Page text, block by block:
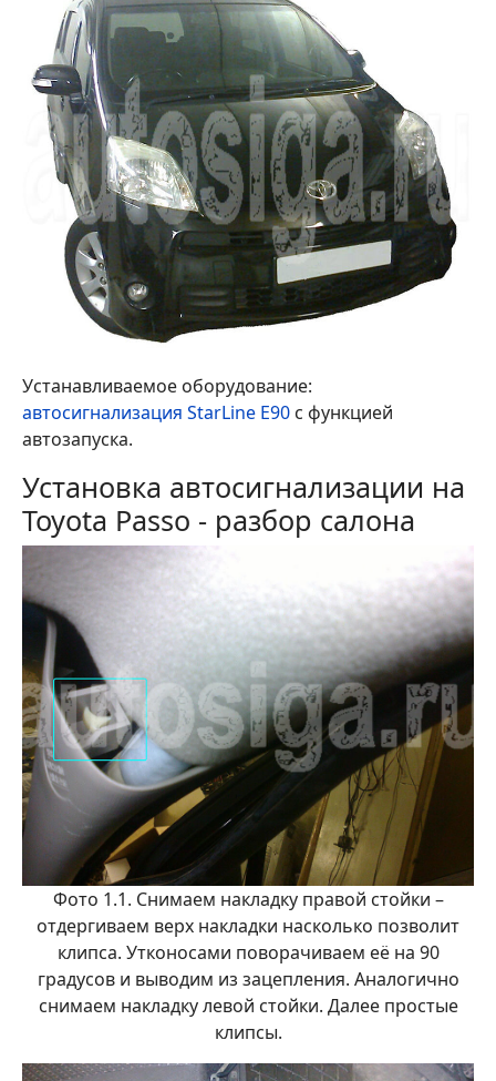
Устанавливаемое оборудование:
автосигнализация StarLine E90 с функцией
автозапуска.
Установка автосигнализации на
Toyota Passo - разбор салона
Фото 1.1. Снимаем накладку правой стойки –
отдергиваем верх накладки насколько позволит
клипса. Утконосами поворачиваем её на 90
градусов и выводим из зацепления. Аналогично
снимаем накладку левой стойки. Далее простые
клипсы.